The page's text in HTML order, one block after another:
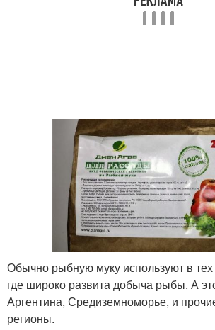
Обычно рыбную муку используют в
где широко развита добыча рыбы. А
Аргентина, Средиземноморье, и
регионы.